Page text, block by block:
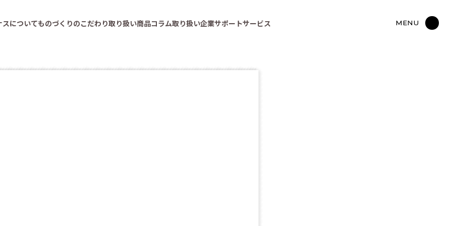
スについてものづくりのこだわり取り扱い商品コラム取り扱い企業サポートサービス MENU